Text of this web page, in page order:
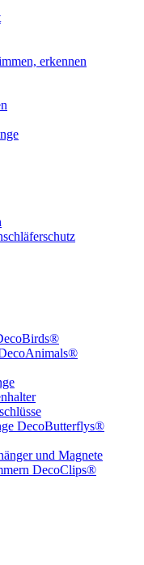
erkennen
DecoButterflys®
und Magnete
DecoClips®